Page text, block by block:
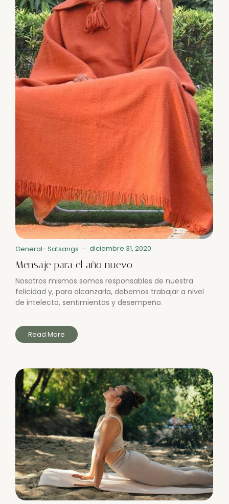
General- Satsangs - diciembre 31, 2020
Mensaje para el año nuevo
Nosotros mismos somos responsables de nuestra
felicidad y, para alcanzarla, debemos trabajar a nivel
de intelecto, sentimientos y desempeño.
Read More